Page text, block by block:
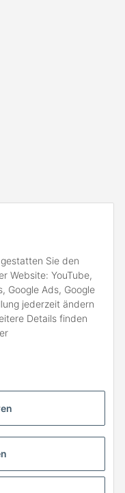
Sie den
Website: YouTube,
Google Ads, Google
jederzeit ändern
Details finden